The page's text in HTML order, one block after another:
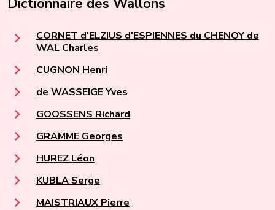
CORNET d'ELZIUS d'ESPIENNES du CHENOY de
WAL Charles
CUGNON Henri
de WASSEIGE Yves
GOOSSENS Richard
GRAMME Georges
HUREZ Léon
KUBLA Serge
MAISTRIAUX Pierre